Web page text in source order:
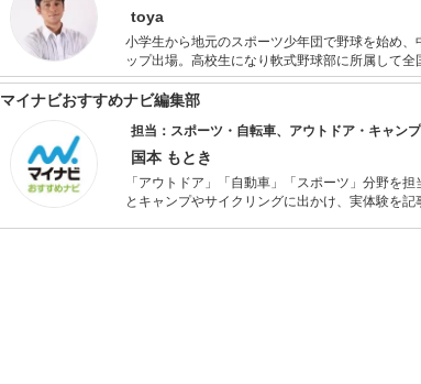
toya
小学生から地元のスポーツ少年団で野球を始め
ップ出場。高校生になり軟式野球部に所属して
核弾頭タイプ。 現在は30歳を過ぎてから始めたゴルフにハマり、ゴルフライターとしてデビューしは
や5年。ついに自身のラジオ番組まで持つようになった。 趣味はゴルフに釣り、カメラ
マイナビおすすめナビ編集部
担当：スポーツ・自転車、アウトドア・キャン
国本 もとき
「アウトドア」「自動車」「スポーツ」分野を
とキャンプやサイクリングに出かけ、実体験を